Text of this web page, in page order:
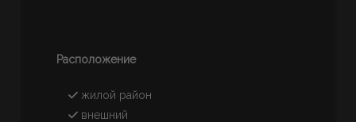
Расположение
жилой район
внешний